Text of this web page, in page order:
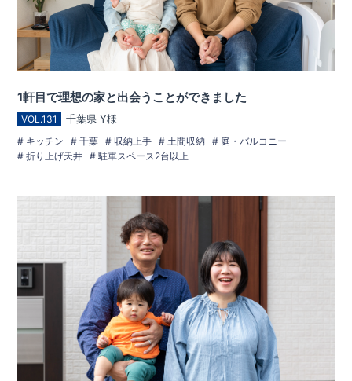
1軒目で理想の家と出会うことができました
VOL.131 千葉県 Y様
キッチン 千葉 収納上手 土間収納
庭・バルコニー
折り上げ天井
駐車スペース2台以上